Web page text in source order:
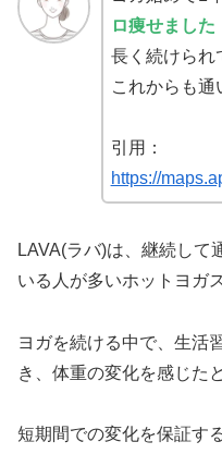
ロ痩せました
長く続けられ
これからも通
引用：
https://
LAVA(ラバ)は、継続して
いる人が多いホットヨガ
ヨガを続ける中で、生活
き、体重の変化を感じた
短期間での変化を保証す